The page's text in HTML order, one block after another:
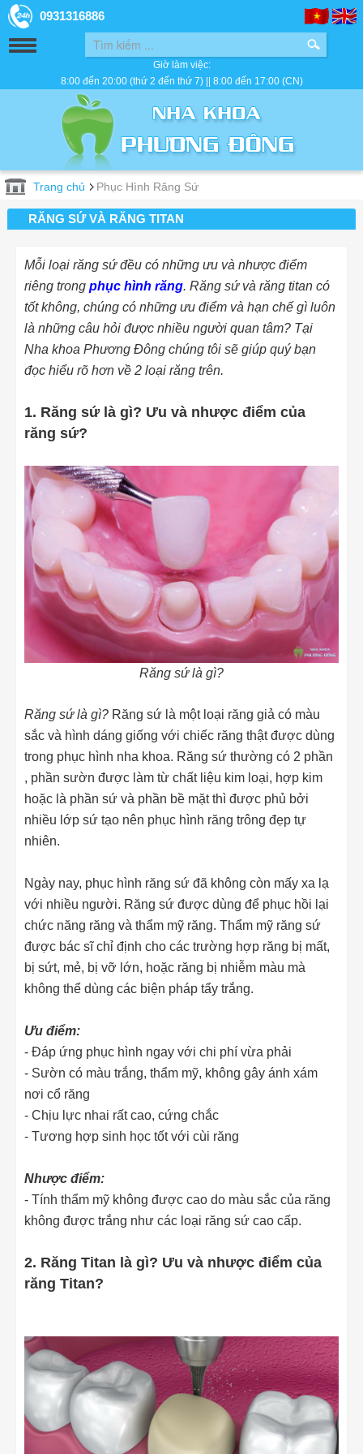
0931316886
Giờ làm việc:
8:00 đến 20:00 (thứ 2 đến thứ 7) || 8:00 đến 17:00 (CN)
Trang chủ Phục Hình Răng Sứ
RĂNG SỨ VÀ RĂNG TITAN
Mỗi loại răng sứ đều có những ưu và nhược điểm
riêng trong phục hình răng. Răng sứ và răng titan có
tốt không, chúng có những ưu điểm và hạn chế gì luôn
là những câu hỏi được nhiều người quan tâm? Tại
Nha khoa Phương Đông chúng tôi sẽ giúp quý bạn
đọc hiểu rõ hơn về 2 loại răng trên.
1. Răng sứ là gì? Ưu và nhược điểm của
răng sứ?
Răng sứ là gì?
Răng sứ là gì?Răng sứ là một loại răng giả có màu
sắc và hình dáng giống với chiếc răng thật được dùng
trong phục hình nha khoa. Răng sứ thường có 2 phần
, phần sườn được làm từ chất liệu kim loại, hợp kim
hoặc là phần sứ và phần bề mặt thì được phủ bởi
nhiều lớp sứ tạo nên phục hình răng trông đẹp tự
nhiên.
Ngày nay, phục hình răng sứ đã không còn mấy xa lạ
với nhiều người. Răng sứ được dùng để phục hồi lại
chức năng răng và thẩm mỹ răng. Thẩm mỹ răng sứ
được bác sĩ chỉ định cho các trường hợp răng bị mất,
bị sứt, mẻ, bị vỡ lớn, hoặc răng bị nhiễm màu mà
không thể dùng các biện pháp tẩy trắng.
Ưu điểm:
- Đáp ứng phục hình ngay với chi phí vừa phải
- Sườn có màu trắng, thẩm mỹ, không gây ánh xám
nơi cổ răng
- Chịu lực nhai rất cao, cứng chắc
- Tương hợp sinh học tốt với cùi răng
Nhược điểm:
- Tính thẩm mỹ không được cao do màu sắc của răng
không được trắng như các loại răng sứ cao cấp.
2. Răng Titan là gì? Ưu và nhược điểm của
răng Titan?